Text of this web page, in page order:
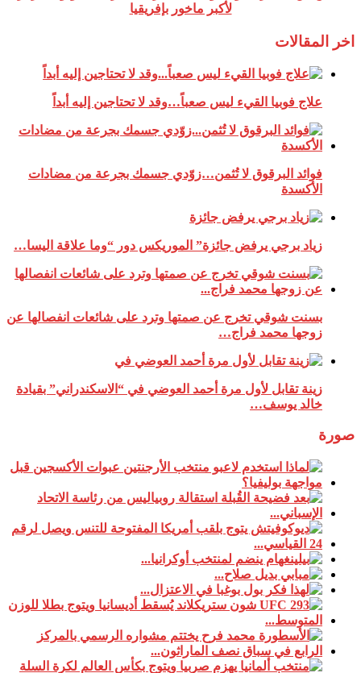
لأكبر ماخور بإفريقيا
اخر المقالات
علاج فوبيا القيء ليس صعباً…وقد لا تحتاجين إليه أبداً
فوائد البرقوق لا تُثمن…زوّدي جسمك بجرعة من مضادات
الأكسدة
زياد برجي يرفض جائزة” الموريكس دور “وما علاقة اليسا…
بسنت شوقي تخرج عن صمتها وترد على شائعات انفصالها عن
زوجها محمد فراج…
زينة تقابل لأول مرة أحمد العوضي في “الاسكندراني” بقيادة
خالد يوسف…
صورة